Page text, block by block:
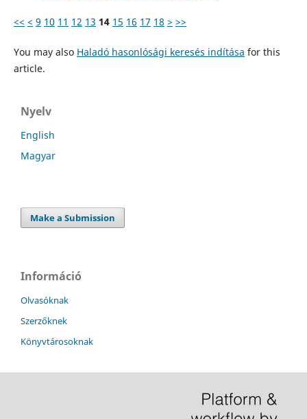
<< < 9 10 11 12 13 14 15 16 17 18 > >>
You may also Haladó hasonlósági keresés indítása for this
article.
Nyelv
English
Magyar
Make a Submission
Információ
Olvasóknak
Szerzőknek
Könyvtárosoknak